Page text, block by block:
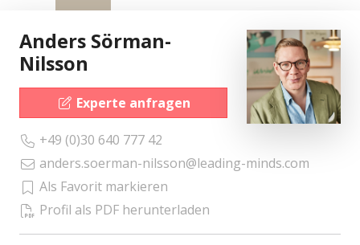
Anders Sörman-
Nilsson
Experte anfragen
+49 (0)30 640 777 42
anders.soerman-nilsson@leading-minds.com
Als Favorit markieren
Profil als PDF herunterladen